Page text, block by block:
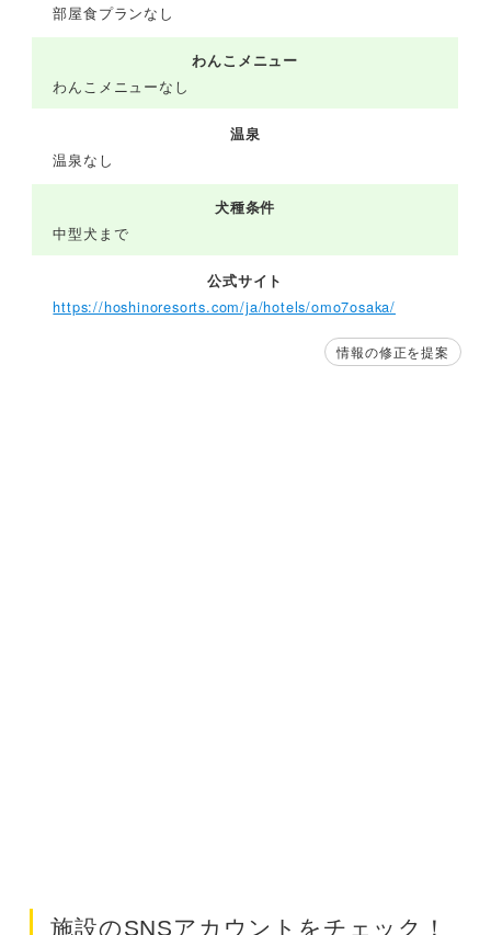
部屋食プランなし
わんこメニュー
わんこメニューなし
温泉
温泉なし
犬種条件
中型犬まで
公式サイト
https://hoshinoresorts.com/ja/hotels/omo7osaka/
情報の修正を提案
施設のSNSアカウントをチェック！